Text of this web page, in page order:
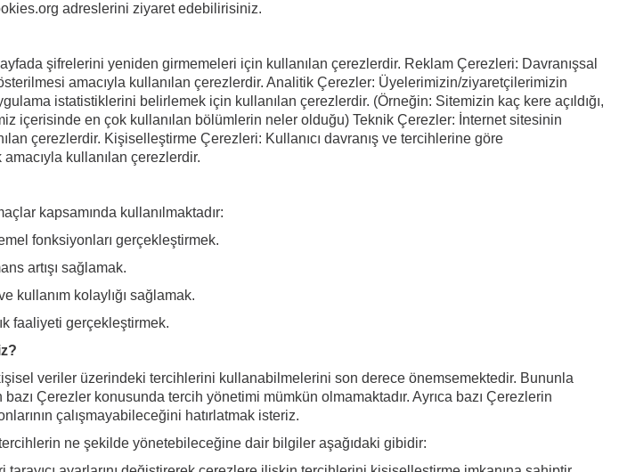
adreslerini ziyaret edebilirisiniz.
şifrelerini yeniden girmemeleri için kullanılan çerezlerdir. Reklam Çerezleri: Davranışsal
amacıyla kullanılan çerezlerdir. Analitik Çerezler: Üyelerimizin/ziyaretçilerimizin
istatistiklerini belirlemek için kullanılan çerezlerdir. (Örneğin: Sitemizin kaç kere açıldığı,
içerisinde en çok kullanılan bölümlerin neler olduğu) Teknik Çerezler: İnternet sitesinin
çerezlerdir. Kişiselleştirme Çerezleri: Kullanıcı davranış ve tercihlerine göre
kullanılan çerezlerdir.
kapsamında kullanılmaktadır:
fonksiyonları gerçekleştirmek.
artışı sağlamak.
kullanım kolaylığı sağlamak.
faaliyeti gerçekleştirmek.
veriler üzerindeki tercihlerini kullanabilmelerini son derece önemsemektedir. Bununla
Çerezler konusunda tercih yönetimi mümkün olmamaktadır. Ayrıca bazı Çerezlerin
çalışmayabileceğini hatırlatmak isteriz.
ne şekilde yönetebileceğine dair bilgiler aşağıdaki gibidir: